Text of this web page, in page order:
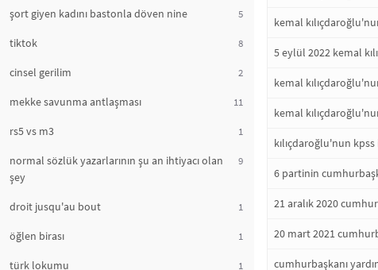
şort giyen kadını bastonla döven nine 5
tiktok 8
cinsel gerilim 2
mekke savunma antlaşması 11
rs5 vs m3 1
normal sözlük yazarlarının şu an ihtiyacı olan
şey
9
droit jusqu'au bout 1
öğlen birası 1
türk lokumu 1
kemal
5 eylül 2022 kemal
kemal
kemal
kılıçdaroğlu'nun
6 partinin
21 aralık 2020
20 mart 2021
cumhurbaşkanı